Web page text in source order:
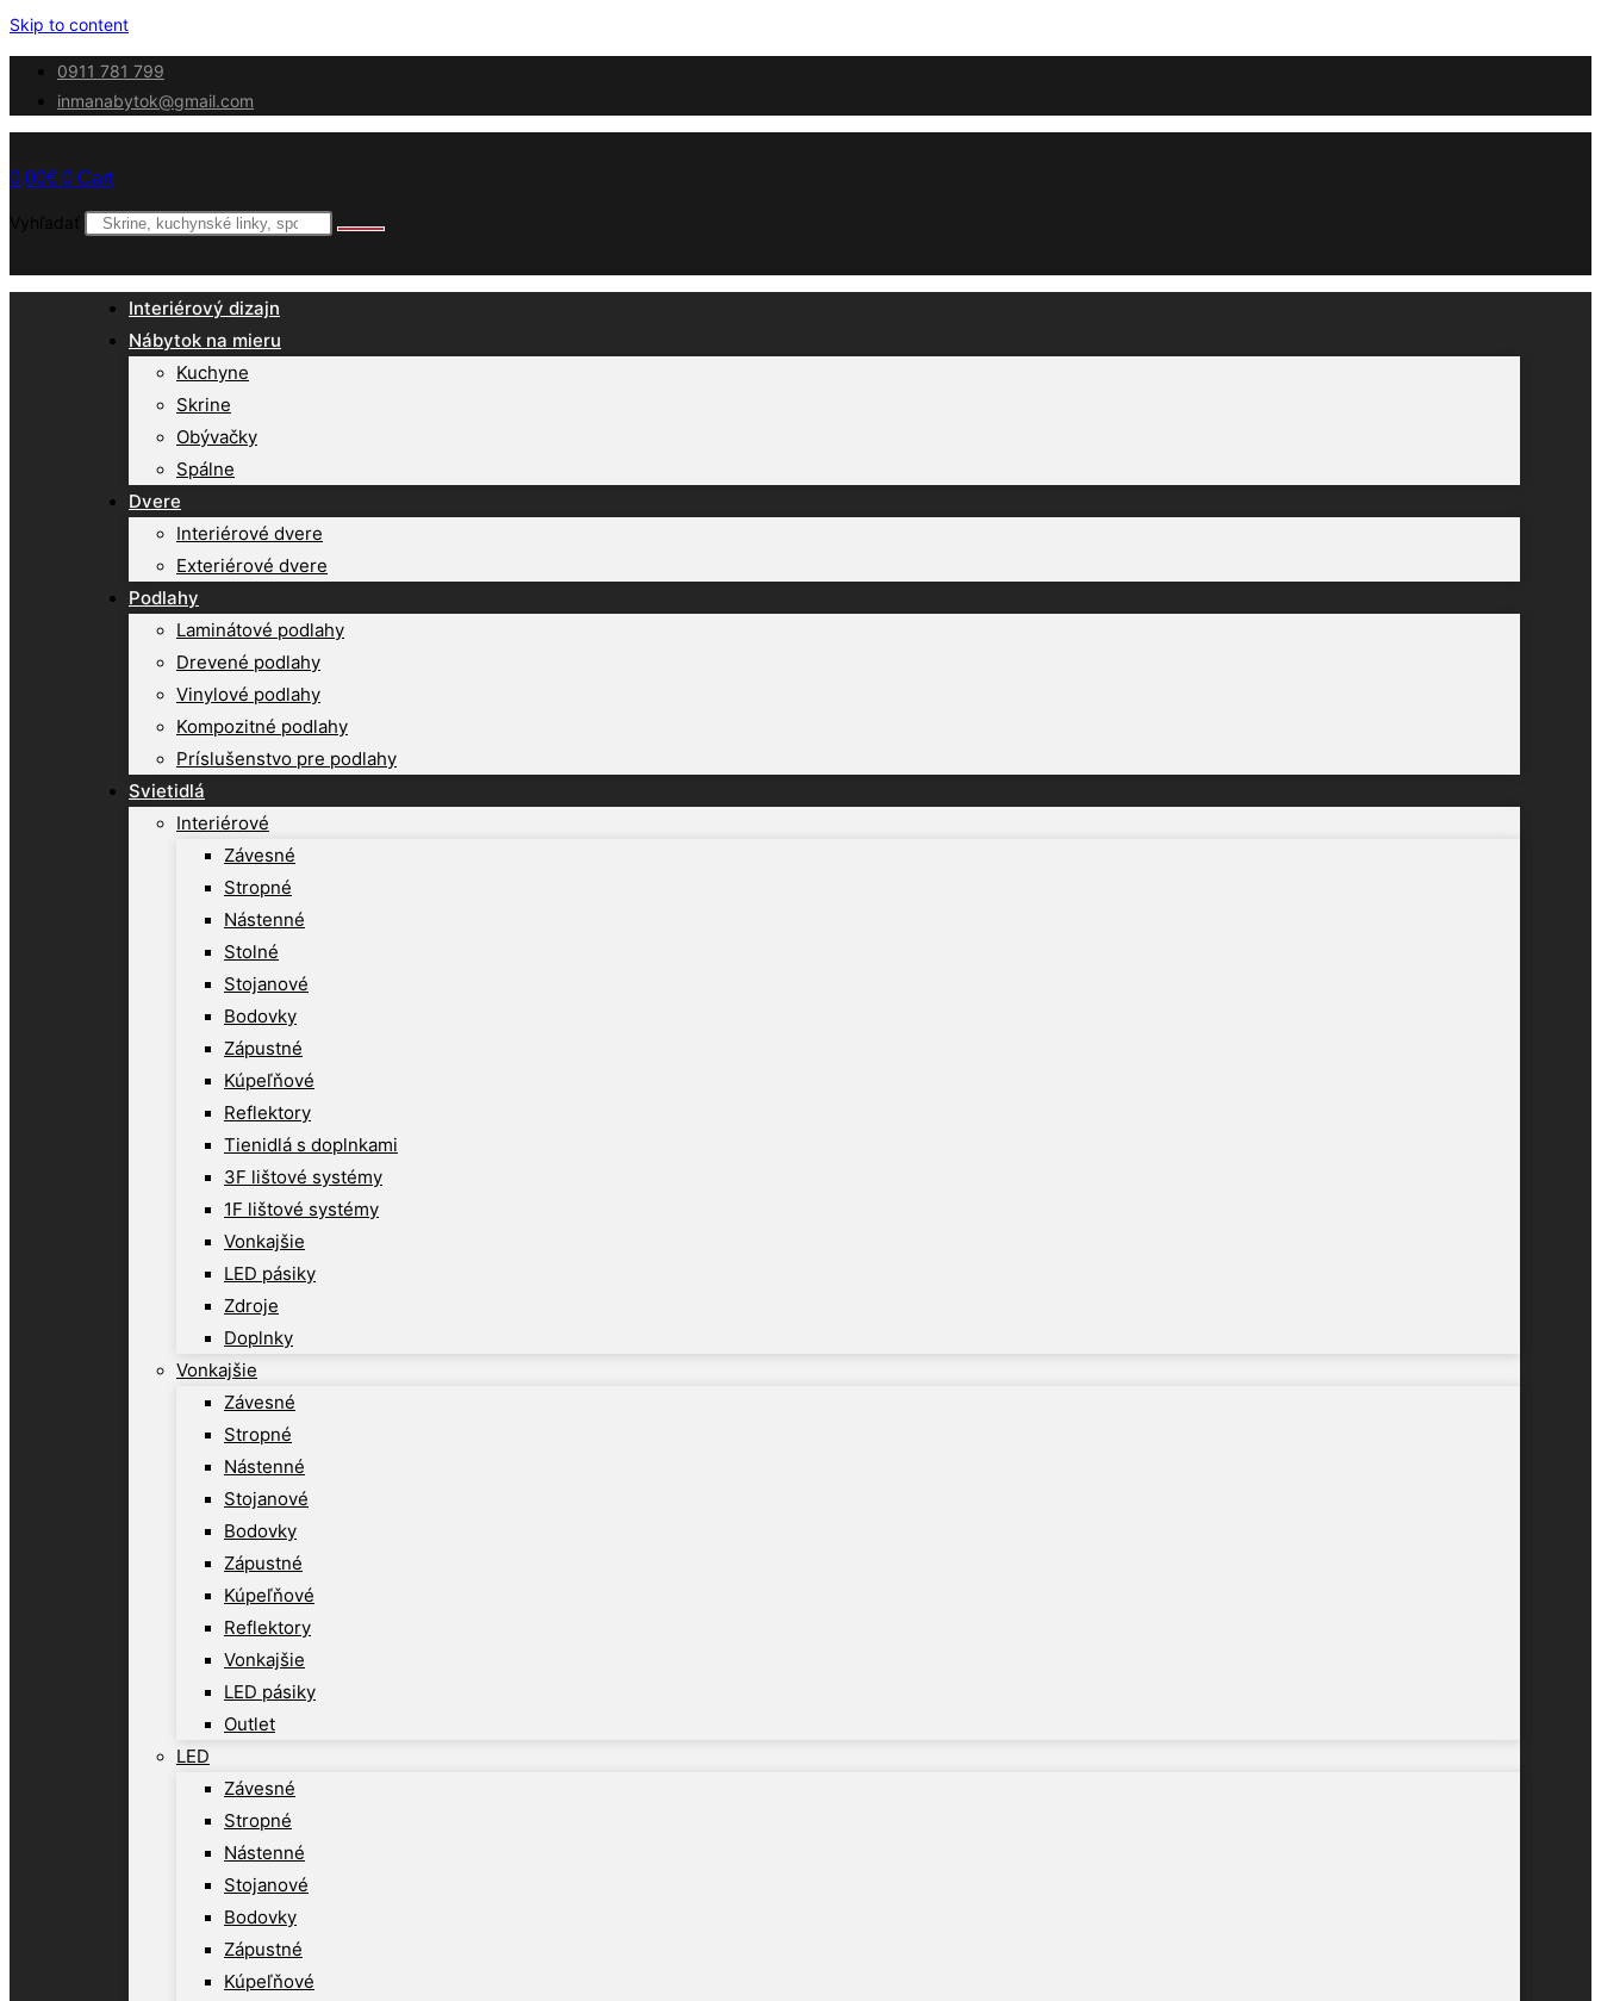
Skip to content
0911 781 799
inmanabytok@gmail.com
0,00€ 0 Cart
Vyhľadať
Interiérový dizajn
Nábytok na mieru
Kuchyne
Skrine
Obývačky
Spálne
Dvere
Interiérové dvere
Exteriérové dvere
Podlahy
Laminátové podlahy
Drevené podlahy
Vinylové podlahy
Kompozitné podlahy
Príslušenstvo pre podlahy
Svietidlá
Interiérové
Závesné
Stropné
Nástenné
Stolné
Stojanové
Bodovky
Zápustné
Kúpeľňové
Reflektory
Tienidlá s doplnkami
3F lištové systémy
1F lištové systémy
Vonkajšie
LED pásiky
Zdroje
Doplnky
Vonkajšie
Závesné
Stropné
Nástenné
Stojanové
Bodovky
Zápustné
Kúpeľňové
Reflektory
Vonkajšie
LED pásiky
Outlet
LED
Závesné
Stropné
Nástenné
Stojanové
Bodovky
Zápustné
Kúpeľňové